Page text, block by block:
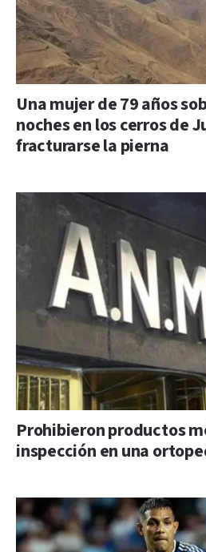
Una mujer de 79 años
noches en los cerros de
fracturarse la pierna
Prohibieron productos
inspección en una